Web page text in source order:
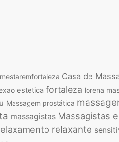
Casa de
estética fortaleza lorena
Massagem prostática
massagistas Massagistas
relaxante